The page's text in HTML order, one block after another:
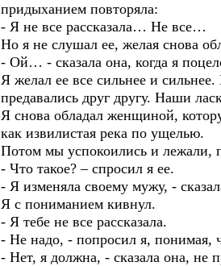
придыханием повторяла:
- Я не все рассказала… Не все…
Но я не слушал ее, желая снова
- Ой… - сказала она, когда я
Я желал ее все сильнее и
предавались друг другу. Наши
Я снова обладал женщиной,
как извилистая река по ущелью.
Потом мы успокоились и лежали,
- Что такое? – спросил я ее.
- Я изменяла своему мужу, -
Я с пониманием кивнул.
- Я тебе не все рассказала.
- Не надо, - попросил я, понимая,
- Нет, я должна, - сказала она, не